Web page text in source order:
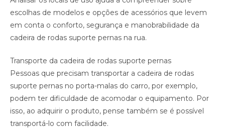
escolhas de modelos e opções de acessórios que levem
em conta o conforto, segurança e manobrabilidade da
cadeira de rodas suporte pernas na rua.
Transporte da cadeira de rodas suporte pernas
Pessoas que precisam transportar a cadeira de rodas
suporte pernas no porta-malas do carro, por exemplo,
podem ter dificuldade de acomodar o equipamento. Por
isso, ao adquirir o produto, pense também se é possível
transportá-lo com facilidade.